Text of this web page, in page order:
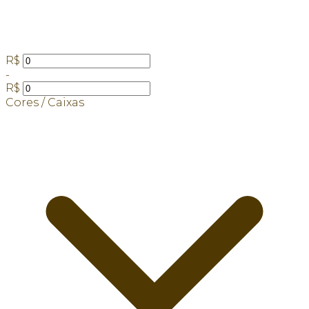
R$
-
R$
Cores / Caixas